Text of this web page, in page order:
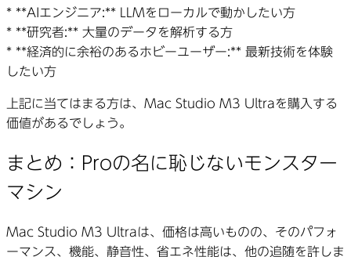
* **AIエンジニア:** LLMをローカルで動かしたい方
* **研究者:** 大量のデータを解析する方
* **経済的に余裕のあるホビーユーザー:** 最新技術を体験
したい方
上記に当てはまる方は、Mac Studio M3 Ultraを購入する
価値があるでしょう。
まとめ：Proの名に恥じないモンスター
マシン
Mac Studio M3 Ultraは、価格は高いものの、そのパフォ
ーマンス、機能、静音性、省エネ性能は、他の追随を許しま